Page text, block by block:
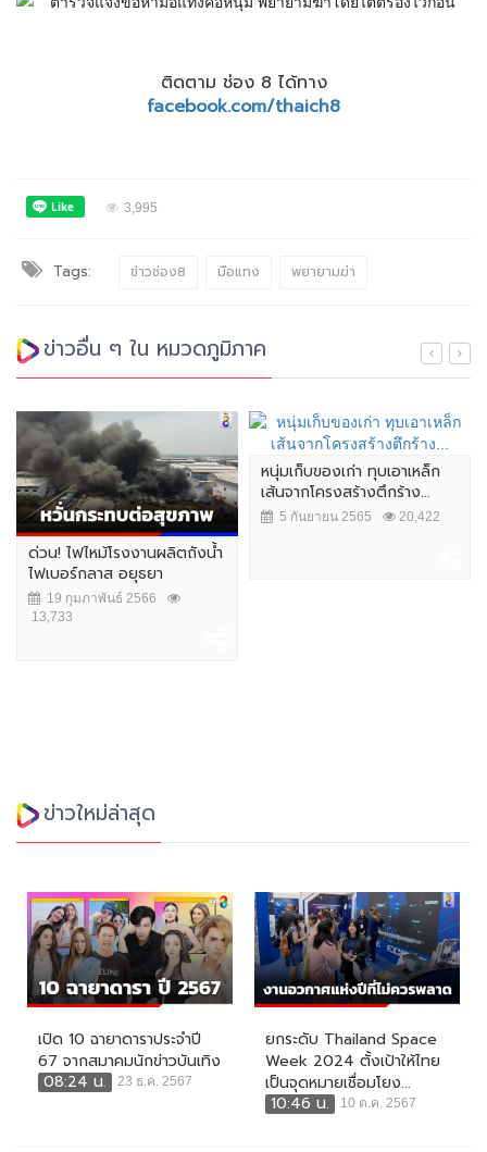
ติดตาม ช่อง 8 ได้ทาง
facebook.com/thaich8
3,995
Tags: ข่าวช่อง8 มือแทง พยายามฆ่า
ข่าวอื่น ๆ ใน หมวดภูมิภาค
ด่วน! ไฟไหม้โรงงานผลิตถังน้ำ
ไฟเบอร์กลาส อยุธยา
19 กุมภาพันธ์ 2566
13,733
หนุ่มเก็บของเก่า ทุบเอาเหล็ก
เส้นจากโครงสร้างตึกร้าง...
5 กันยายน 2565 20,422
ข่าวใหม่ล่าสุด
เปิด 10 ฉายาดาราประจำปี
67 จากสมาคมนักข่าวบันเทิง
08:24 น.
23 ธ.ค. 2567
ยกระดับ Thailand Space
Week 2024 ตั้งเป้าให้ไทย
เป็นจุดหมายเชื่อมโยง...
10:46 น.
10 ต.ค. 2567